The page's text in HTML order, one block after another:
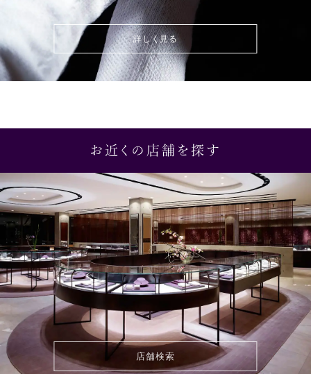
詳しく見る
お近くの店舗を探す
店舗検索